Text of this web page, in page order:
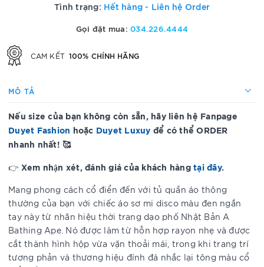
Tình trạng: Hết hàng - Liên hệ Order
Gọi đặt mua:034.226.4444
CAM KẾT 100% CHÍNH HÃNG
MÔ TẢ
Nếu size của bạn không còn sẵn, hãy liên hệ Fanpage
Duyet Fashion hoặc Duyet Luxuy để có thể ORDER
nhanh nhất! 🥰
👉 Xem nhận xét, đánh giá của khách hàng tại đây.
Mang phong cách cổ điển đến với tủ quần áo thông
thường của bạn với chiếc áo sơ mi disco màu đen ngắn
tay này từ nhãn hiệu thời trang dạo phố Nhật Bản A
Bathing Ape. Nó được làm từ hỗn hợp rayon nhẹ và được
cắt thành hình hộp vừa vặn thoải mái, trong khi trang trí
tương phản và thương hiệu đính đá nhắc lại tông màu cổ